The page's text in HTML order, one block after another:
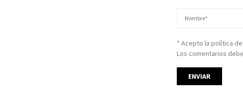
* Acepto la política
Los comentarios